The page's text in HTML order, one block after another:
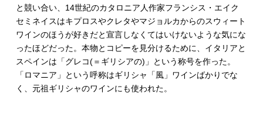
と競い合い、14世紀のカタロニア人作家フランシス・エイク
セミネイスはキプロスやクレタやマジョルカからのスウィート
ワインのほうが好きだと宣言しなくてはいけないような気にな
ったほどだった。本物とコピーを見分けるために、イタリアと
スペインは「グレコ(＝ギリシアの)」という称号を作った。
「ロマニア」という呼称はギリシャ「風」ワインばかりでな
く、元祖ギリシャのワインにも使われた。